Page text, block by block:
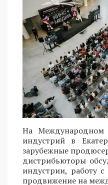
На Международном
индустрий в
зарубежные
дистрибьюторы
индустрии, работу
продвижение на